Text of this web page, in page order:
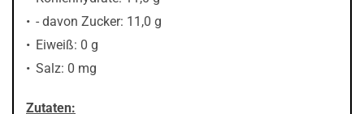
- davon Zucker: 11,0 g
Eiweiß: 0 g
Salz: 0 mg
Zutaten: